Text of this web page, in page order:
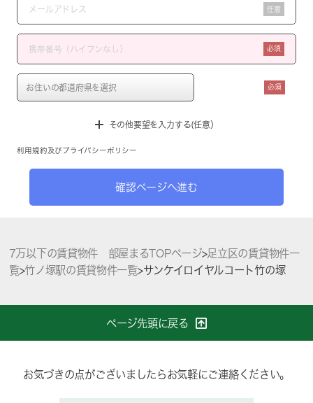
任意
必須
必須
その他要望を入力する(任意）
利用規約 及び プライバシーポリシー
確認ページへ進む
7万以下の賃貸物件 部屋まるTOPページ>足立区の賃貸物件一
覧>竹ノ塚駅の賃貸物件一覧>サンケイロイヤルコート竹の塚
ページ先頭に戻る
お気づきの点がございましたらお気軽にご連絡ください。